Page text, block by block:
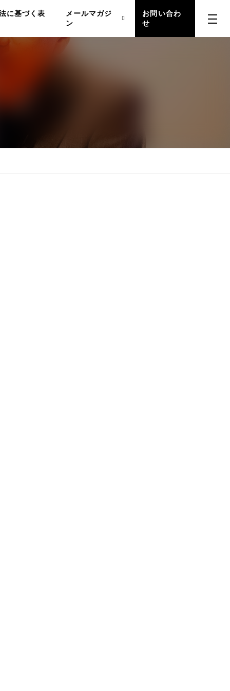
に基づく表
メールマガジ
ン
お問い合わ
せ